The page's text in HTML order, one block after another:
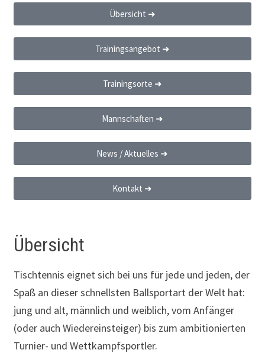
Übersicht ➜
Trainingsangebot ➜
Trainingsorte ➜
Mannschaften ➜
News / Aktuelles ➜
Kontakt ➜
Übersicht
Tischtennis eignet sich bei uns für jede und jeden, der
Spaß an dieser schnellsten Ballsportart der Welt hat:
jung und alt, männlich und weiblich, vom Anfänger
(oder auch Wiedereinsteiger) bis zum ambitionierten
Turnier- und Wettkampfsportler.